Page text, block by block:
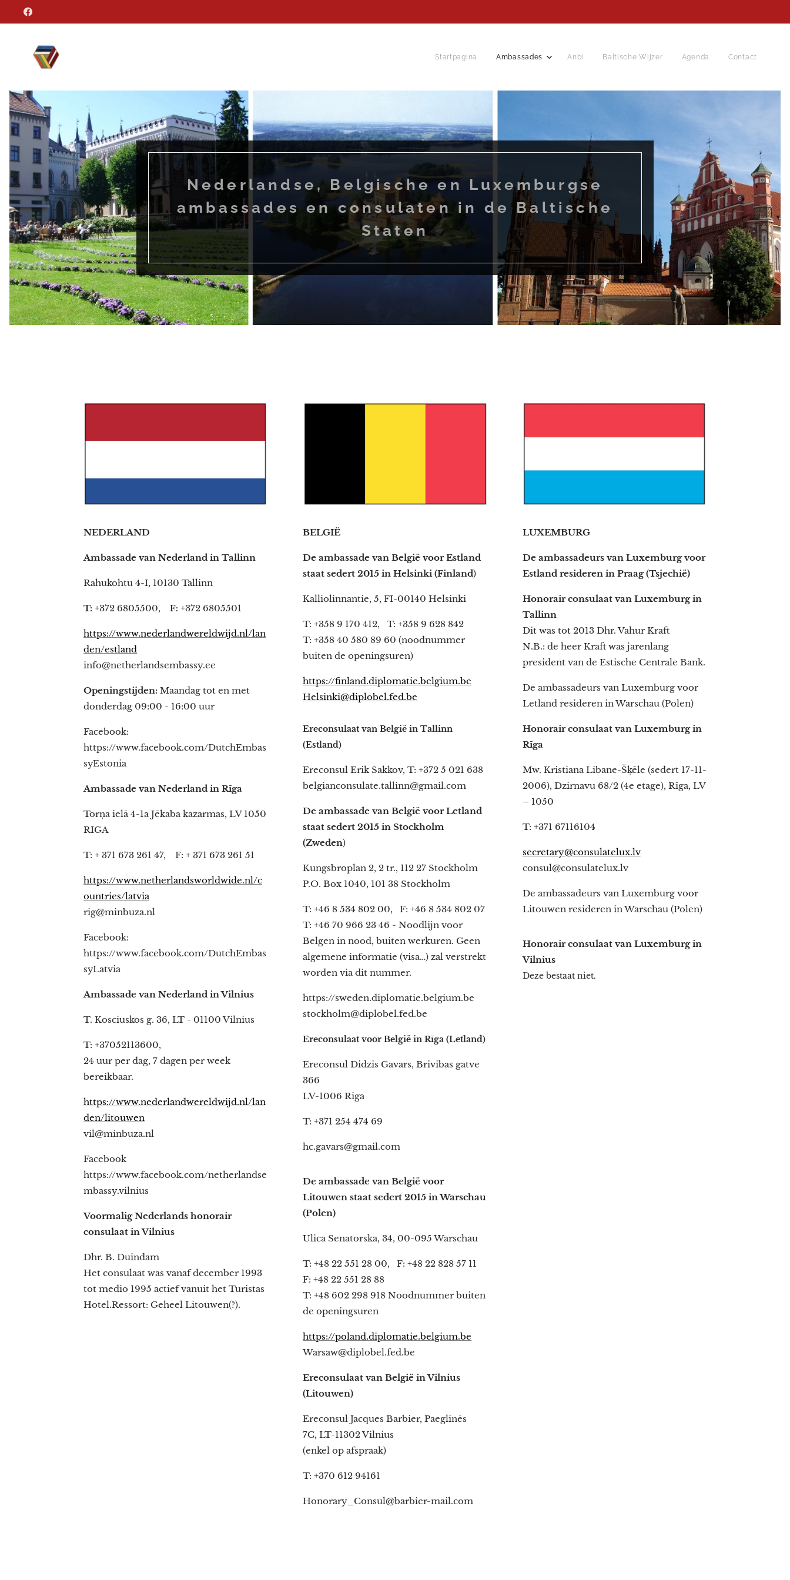
Startpagina Ambassades Anbi Baltische Wijzer Agenda Contact
Nederlandse, Belgische en Luxemburgse
ambassades en consulaten in de Baltische
Staten
NEDERLAND
Ambassade van Nederland in Tallinn
Rahukohtu 4-I, 10130 Tallinn
T: +372 6805500, F: +372 6805501
https://www.nederlandwereldwijd.nl/lan
den/estland
info@netherlandsembassy.ee
Openingstijden: Maandag tot en met
donderdag 09:00 - 16:00 uur
Facebook:
https://www.facebook.com/DutchEmbas
syEstonia
Ambassade van Nederland in Rīga
Torņa ielā 4-1a Jēkaba kazarmas, LV 1050
RIGA
T: + 371 673 261 47, F: + 371 673 261 51
https://www.netherlandsworldwide.nl/c
ountries/latvia
rig@minbuza.nl
Facebook:
https://www.facebook.com/DutchEmbas
syLatvia
Ambassade van Nederland in Vilnius
T. Kosciuskos g. 36, LT - 01100 Vilnius
T: +37052113600,
24 uur per dag, 7 dagen per week
bereikbaar.
https://www.nederlandwereldwijd.nl/lan
den/litouwen
vil@minbuza.nl
Facebook
https://www.facebook.com/netherlandse
mbassy.vilnius
Voormalig Nederlands honorair
consulaat in Vilnius
Dhr. B. Duindam
Het consulaat was vanaf december 1993
tot medio 1995 actief vanuit het Turistas
Hotel.Ressort: Geheel Litouwen(?).
BELGIË
De ambassade van België voor Estland
staat sedert 2015 in Helsinki (Finland)
Kalliolinnantie, 5, FI-00140 Helsinki
T: +358 9 170 412, T: +358 9 628 842
T: +358 40 580 89 60 (noodnummer
buiten de openingsuren)
https://finland.diplomatie.belgium.be
Helsinki@diplobel.fed.be
Ereconsulaat van België in Tallinn
(Estland)
Ereconsul Erik Sakkov, T: +372 5 021 638
belgianconsulate.tallinn@gmail.com
De ambassade van België voor Letland
staat sedert 2015 in Stockholm
(Zweden)
Kungsbroplan 2, 2 tr., 112 27 Stockholm
P.O. Box 1040, 101 38 Stockholm
T: +46 8 534 802 00, F: +46 8 534 802 07
T: +46 70 966 23 46 - Noodlijn voor
Belgen in nood, buiten werkuren. Geen
algemene informatie (visa…) zal verstrekt
worden via dit nummer.
https://sweden.diplomatie.belgium.be
stockholm@diplobel.fed.be
Ereconsulaat voor België in Rīga (Letland)
Ereconsul Didzis Gavars, Brivibas gatve
366
LV-1006 Riga
T: +371 254 474 69
hc.gavars@gmail.com
De ambassade van België voor
Litouwen staat sedert 2015 in Warschau
(Polen)
Ulica Senatorska, 34, 00-095 Warschau
T: +48 22 551 28 00, F: +48 22 828 57 11
F: +48 22 551 28 88
T: +48 602 298 918 Noodnummer buiten
de openingsuren
https://poland.diplomatie.belgium.be
Warsaw@diplobel.fed.be
Ereconsulaat van België in Vilnius
(Litouwen)
Ereconsul Jacques Barbier, Paeglinės
7C, LT-11302 Vilnius
(enkel op afspraak)
T: +370 612 94161
Honorary_Consul@barbier-mail.com
LUXEMBURG
De ambassadeurs van Luxemburg voor
Estland resideren in Praag (Tsjechië)
Honorair consulaat van Luxemburg in
Tallinn
Dit was tot 2013 Dhr. Vahur Kraft
N.B.: de heer Kraft was jarenlang
president van de Estische Centrale Bank.
De ambassadeurs van Luxemburg voor
Letland resideren in Warschau (Polen)
Honorair consulaat van Luxemburg in
Rīga
Mw. Kristiana Libane-Šķēle (sedert 17-11-
2006), Dzirnavu 68/2 (4e etage), Rīga, LV
– 1050
T: +371 67116104
secretary@consulatelux.lv
consul@consulatelux.lv
De ambassadeurs van Luxemburg voor
Litouwen resideren in Warschau (Polen)
Honorair consulaat van Luxemburg in
Vilnius
Deze bestaat niet.